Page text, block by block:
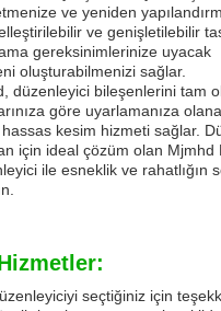
ve yeniden
ve genişletilebilir
gereksinimlerinize uyacak
oluşturabilmenizi sağlar.
düzenleyici bileşenlerini tam
göre uyarlamanıza
kesim hizmeti sağlar.
için ideal çözüm olan Mjmhd
ile esneklik ve rahatlığın
seçtiğiniz için